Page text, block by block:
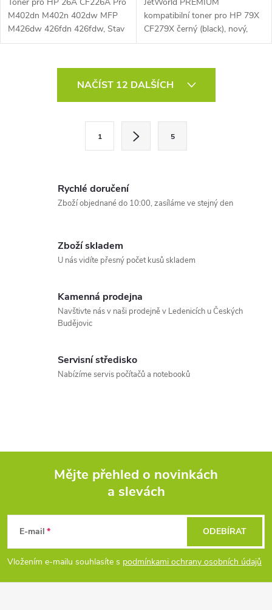
Toner pro HP 26A CF226A Pro
M402dn M402n 402dw MFP
M426dw 426fdn 426fdw, Stav
nový, Barva černá,
JetWorld PREMIUM
kompatibilní toner pro HP 79X
CF279X černý (black), nový,
3100 stran, vhodná pro HP
Pro M12wHP, LaserJet Pro
M26aHP, LaserJet Pro...
u
NAČÍST 12 DALŠÍCH
1 5
Rychlé doručení
Zboží objednané do 10:00, zasíláme ve stejný den
Zboží skladem
U nás vidíte přesný počet kusů skladem
Kamenná prodejna
Navštivte nás v naši prodejně v Ledenicích u Českých
Budějovic
Servisní středisko
Nabízíme servis počítačů a notebooků
p
Mějte přehled o novinkách
a slevách
E-mail
Vložením e-mailu souhlasíte s podmínkami ochrany osobních údajů
ODEBÍRAT